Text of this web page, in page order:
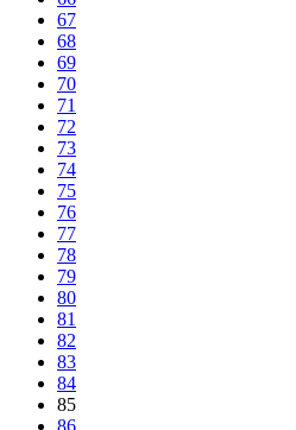
67
68
69
70
71
72
73
74
75
76
77
78
79
80
81
82
83
84
85